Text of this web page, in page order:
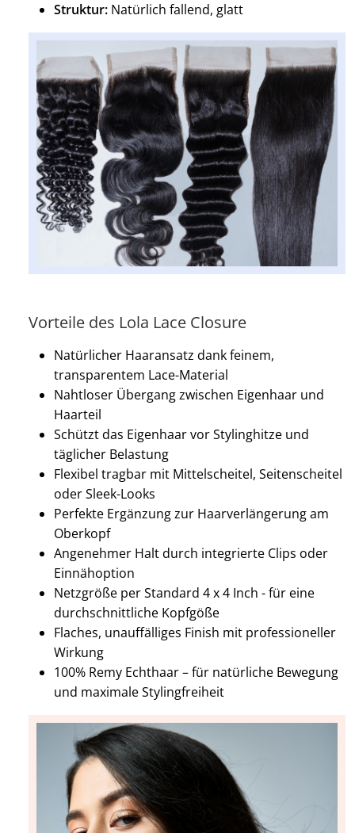
Struktur: Natürlich fallend, glatt
Vorteile des Lola Lace Closure
Natürlicher Haaransatz dank feinem,
transparentem Lace-Material
Nahtloser Übergang zwischen Eigenhaar und
Haarteil
Schützt das Eigenhaar vor Stylinghitze und
täglicher Belastung
Flexibel tragbar mit Mittelscheitel, Seitenscheitel
oder Sleek-Looks
Perfekte Ergänzung zur Haarverlängerung am
Oberkopf
Angenehmer Halt durch integrierte Clips oder
Einnähoption
Netzgröße per Standard 4 x 4 Inch - für eine
durchschnittliche Kopfgöße
Flaches, unauffälliges Finish mit professioneller
Wirkung
100% Remy Echthaar – für natürliche Bewegung
und maximale Stylingfreiheit